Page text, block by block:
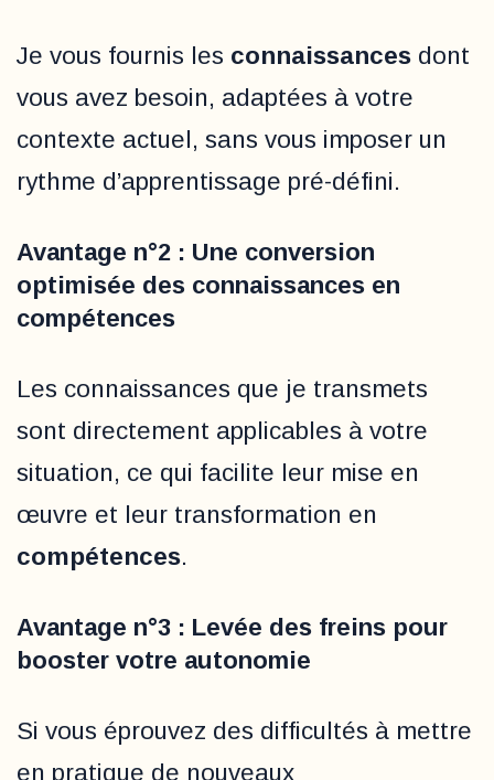
Je vous fournis les connaissances dont
vous avez besoin, adaptées à votre
contexte actuel, sans vous imposer un
rythme d’apprentissage pré-défini.
Avantage n°2 : Une conversion
optimisée des connaissances en
compétences
Les connaissances que je transmets
sont directement applicables à votre
situation, ce qui facilite leur mise en
œuvre et leur transformation en
compétences.
Avantage n°3 : Levée des freins pour
booster votre autonomie
Si vous éprouvez des difficultés à mettre
en pratique de nouveaux